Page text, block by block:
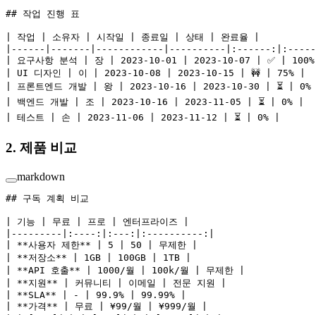
## 작업 진행 표
| 작업 | 소유자 | 시작일 | 종료일 | 상태 | 완료율 |
|------|-------|------------|----------|:------
| 요구사항 분석 | 장 | 2023-10-01 | 2023-10-07 | ✅ |
| UI 디자인 | 이 | 2023-10-08 | 2023-10-15 | 🚧 | 75% |
| 프론트엔드 개발 | 왕 | 2023-10-16 | 2023-10-30 | ⏳ |
| 백엔드 개발 | 조 | 2023-10-16 | 2023-11-05 | ⏳ | 0% |
| 테스트 | 손 | 2023-11-06 | 2023-11-12 | ⏳ | 0% |
2. 제품 비교
markdown
## 구독 계획 비교
| 기능 | 무료 | 프로 | 엔터프라이즈 |
|---------|:----:|:---:|:----------:|
**사용자 제한** | 5 | 50 | 무제한 |
**저장소** | 1GB | 100GB | 1TB |
**API 호출** | 1000/월 | 100k/월 | 무제한 |
**지원** | 커뮤니티 | 이메일 | 전문 지원 |
**SLA** | - | 99.9% | 99.99% |
**가격** | 무료 | ¥99/월 | ¥999/월 |